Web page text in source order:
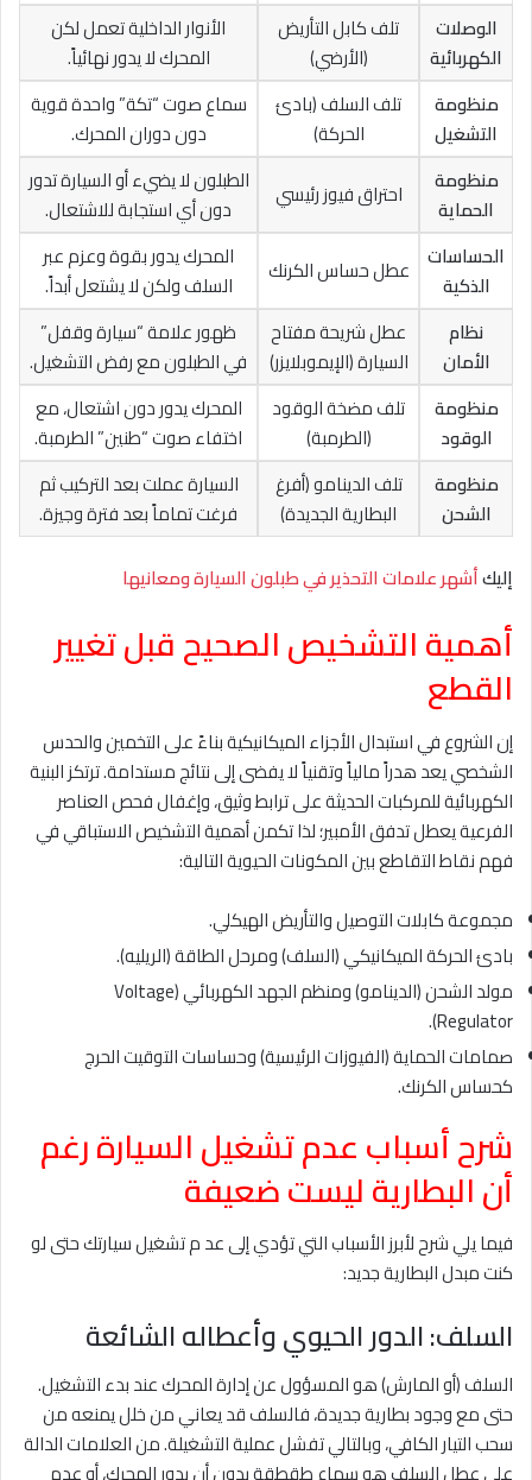
الوصلات
الكهربائية
تلف كابل التأريض
(الأرضي)
الأنوار الداخلية تعمل لكن
المحرك لا يدور نهائياً.
منظومة
التشغيل
تلف السلف (بادئ
الحركة)
سماع صوت “تكة” واحدة قوية
دون دوران المحرك.
منظومة
الحماية
احتراق فيوز رئيسي
الطبلون لا يضيء أو السيارة تدور
دون أي استجابة للاشتعال.
الحساسات
الذكية
عطل حساس الكرنك
المحرك يدور بقوة وعزم عبر
السلف ولكن لا يشتعل أبداً.
نظام
الأمان
عطل شريحة مفتاح
السيارة (الإيموبلايزر)
ظهور علامة “سيارة وقفل”
في الطبلون مع رفض التشغيل.
منظومة
الوقود
تلف مضخة الوقود
(الطرمبة)
المحرك يدور دون اشتعال، مع
اختفاء صوت “طنين” الطرمبة.
منظومة
الشحن
تلف الدينامو (أفرغ
البطارية الجديدة)
السيارة عملت بعد التركيب ثم
فرغت تماماً بعد فترة وجيزة.
إليكأشهر علامات التحذير في طبلون السيارة ومعانيها
أهمية التشخيص الصحيح قبل تغيير
القطع
إن الشروع في استبدال الأجزاء الميكانيكية بناءً على التخمين والحدس
الشخصي يعد هدراً مالياً وتقنياً لا يفضى إلى نتائج مستدامة. ترتكز البنية
الكهربائية للمركبات الحديثة على ترابط وثيق، وإغفال فحص العناصر
الفرعية يعطل تدفق الأمبير؛ لذا تكمن أهمية التشخيص الاستباقي في
فهم نقاط التقاطع بين المكونات الحيوية التالية:
مجموعة كابلات التوصيل والتأريض الهيكلي.
بادئ الحركة الميكانيكي (السلف) ومرحل الطاقة (الريليه).
مولد الشحن (الدينامو) ومنظم الجهد الكهربائي (Voltage
Regulator).
صمامات الحماية (الفيوزات الرئيسية) وحساسات التوقيت الحرج
كحساس الكرنك.
شرح أسباب عدم تشغيل السيارة رغم
أن البطارية ليست ضعيفة
فيما يلي شرح لأبرز الأسباب التي تؤدي إلى عد م تشغيل سيارتك حتى لو
كنت مبدل البطارية جديد:
السلف: الدور الحيوي وأعطاله الشائعة
السلف (أو المارش) هو المسؤول عن إدارة المحرك عند بدء التشغيل.
حتى مع وجود بطارية جديدة، فالسلف قد يعاني من خلل يمنعه من
سحب التيار الكافي، وبالتالي تفشل عملية التشغيلة. من العلامات الدالة